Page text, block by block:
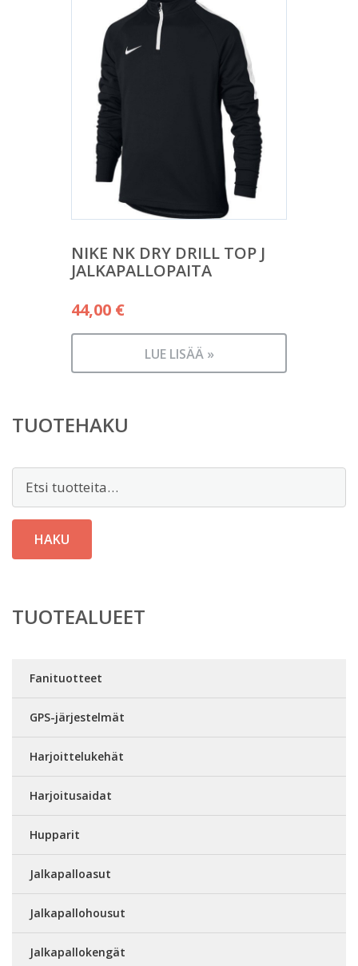
NIKE NK DRY DRILL TOP J
JALKAPALLOPAITA
44,00 €
LUE LISÄÄ »
TUOTEHAKU
Etsi:
HAKU
TUOTEALUEET
Fanituotteet
GPS-järjestelmät
Harjoittelukehät
Harjoitusaidat
Hupparit
Jalkapalloasut
Jalkapallohousut
Jalkapallokengät